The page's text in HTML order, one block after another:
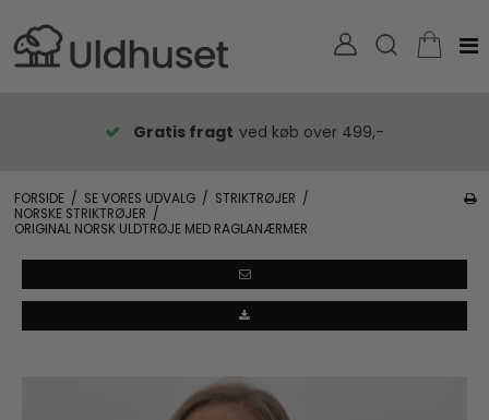
Gratis fragt ved køb over 499,-
FORSIDE / SE VORES UDVALG / STRIKTRØJER /
NORSKE STRIKTRØJER /
ORIGINAL NORSK ULDTRØJE MED RAGLANÆRMER